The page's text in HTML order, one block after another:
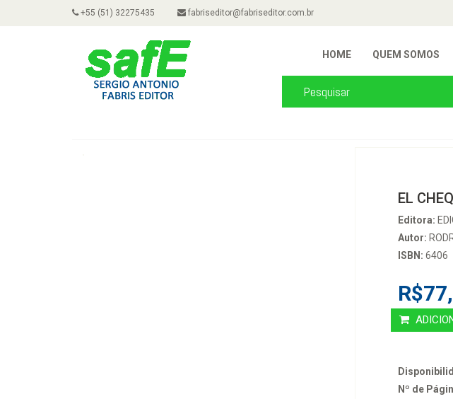
+55 (51) 32275435 fabriseditor@fabriseditor.com.br
HOME QUEM SOMOS
EL
Editora:
Autor:
ISBN: 6406
Nº de